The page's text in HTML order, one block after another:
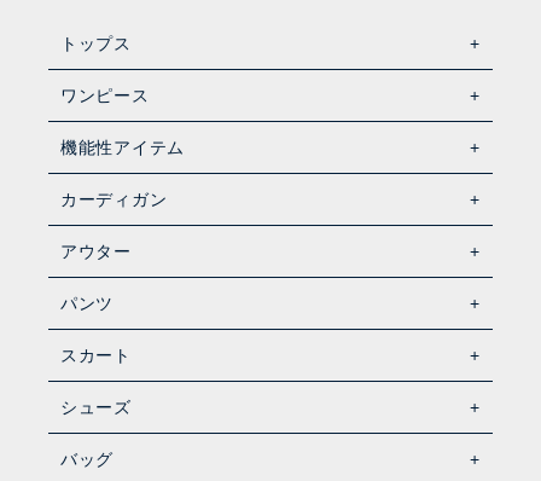
トップス
ワンピース
機能性アイテム
カーディガン
アウター
パンツ
スカート
シューズ
バッグ